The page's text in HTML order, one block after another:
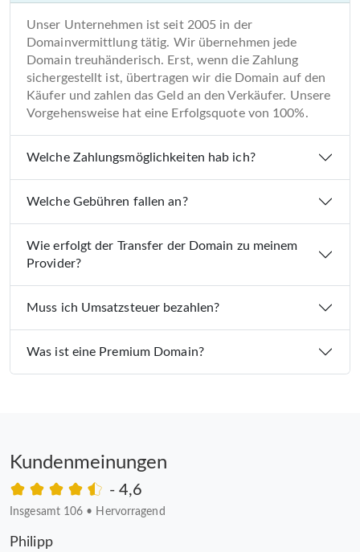
Unser Unternehmen ist seit 2005 in der
Domainvermittlung tätig. Wir übernehmen jede
Domain treuhänderisch. Erst, wenn die Zahlung
sichergestellt ist, übertragen wir die Domain auf den
Käufer und zahlen das Geld an den Verkäufer. Unsere
Vorgehensweise hat eine Erfolgsquote von 100%.
Welche Zahlungsmöglichkeiten hab ich?
Welche Gebühren fallen an?
Wie erfolgt der Transfer der Domain zu meinem
Provider?
Muss ich Umsatzsteuer bezahlen?
Was ist eine Premium Domain?
Kundenmeinungen
- 4,6
Insgesamt 106 • Hervorragend
Philipp